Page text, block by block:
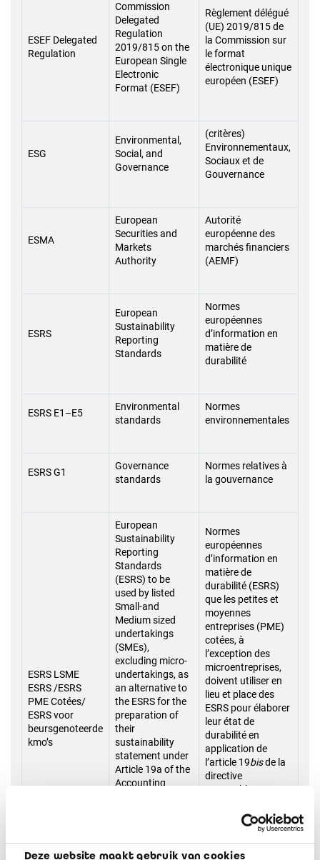
Deze website maakt gebruik van cookies
ESEF Delegated
Regulation
Commission
Delegated
Regulation
2019/815 on the
European Single
Electronic
Format (ESEF)
Règlement délégué
(UE) 2019/815 de
la Commission sur
le format
électronique unique
européen (ESEF)
ESG
Environmental,
Social, and
Governance
(critères)
Environnementaux,
Sociaux et de
Gouvernance
ESMA
European
Securities and
Markets
Authority
Autorité
européenne des
marchés financiers
(AEMF)
ESRS
European
Sustainability
Reporting
Standards
Normes
européennes
d’information en
matière de
durabilité
ESRS E1–E5
Environmental
standards
Normes
environnementales
ESRS G1
Governance
standards
Normes relatives à
la gouvernance
ESRS LSME
ESRS /ESRS
PME Cotées/
ESRS voor
beursgenoteerde
kmo’s
European
Sustainability
Reporting
Standards
(ESRS) to be
used by listed
Small-and
Medium sized
undertakings
(SMEs),
excluding micro-
undertakings, as
an alternative to
the ESRS for the
preparation of
their
sustainability
statement under
Article 19a of the
Accounting
based on
Normes
européennes
d’information en
matière de
durabilité (ESRS)
que les petites et
moyennes
entreprises (PME)
cotées, à
l’exception des
microentreprises,
doivent utiliser en
lieu et place des
ESRS pour élaborer
leur état de
durabilité en
application de
l’article 19bisde la
directive
comptable. Ces
adoptées par la
Commission sur la
base de
l’article 29